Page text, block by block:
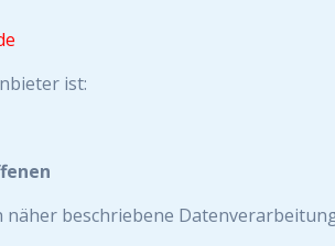
ist:
beschriebene